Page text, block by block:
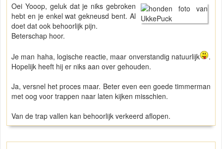
Oei Yooop, geluk dat je niks gebroken
hebt en je enkel wat gekneusd bent. Al
doet dat ook behoorlijk pijn.
Beterschap hoor.
Je man haha, logische reactie, maar onverstandig natuurlijk
.
Hopelijk heeft hij er niks aan over gehouden.
Ja, versnel het proces maar. Beter even een goede timmerman
met oog voor trappen naar laten kijken misschien.
Van de trap vallen kan behoorlijk verkeerd aflopen.